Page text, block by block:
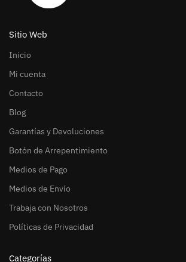
Sitio Web
Inicio
Mi cuenta
Contacto
Blog
Garantías y Devoluciones
Botón de Arrepentimiento
Medios de Pago
Medios de Envío
Trabaja con Nosotros
Políticas de Privacidad
Categorías